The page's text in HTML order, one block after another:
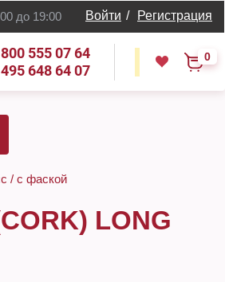
до 19:00 Войти / Регистрация
555 07 64
648 64 07
0
/ с фаской
LONG